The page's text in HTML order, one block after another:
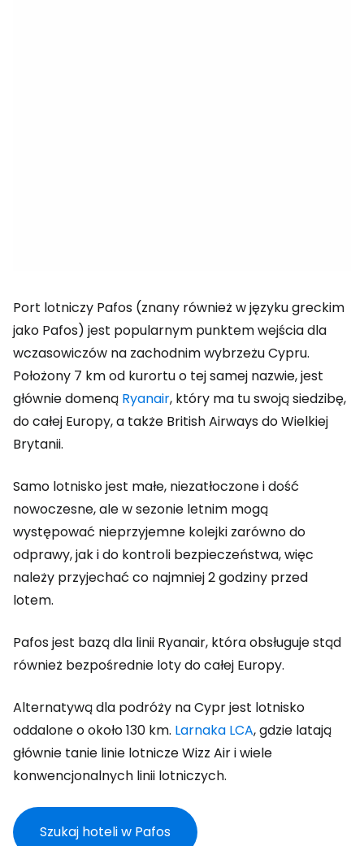
Port lotniczy Pafos (znany również w języku greckim
jako Pafos) jest popularnym punktem wejścia dla
wczasowiczów na zachodnim wybrzeżu Cypru.
Położony 7 km od kurortu o tej samej nazwie, jest
głównie domeną Ryanair, który ma tu swoją siedzibę,
do całej Europy, a także British Airways do Wielkiej
Brytanii.
Samo lotnisko jest małe, niezatłoczone i dość
nowoczesne, ale w sezonie letnim mogą
występować nieprzyjemne kolejki zarówno do
odprawy, jak i do kontroli bezpieczeństwa, więc
należy przyjechać co najmniej 2 godziny przed
lotem.
Pafos jest bazą dla linii Ryanair, która obsługuje stąd
również bezpośrednie loty do całej Europy.
Alternatywą dla podróży na Cypr jest lotnisko
oddalone o około 130 km. Larnaka LCA, gdzie latają
głównie tanie linie lotnicze Wizz Air i wiele
konwencjonalnych linii lotniczych.
Szukaj hoteli w Pafos